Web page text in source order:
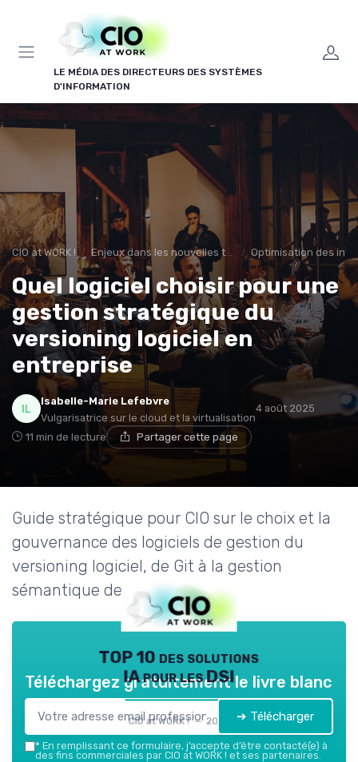
LE MÉDIA DES DIRECTEURS DES SYSTÈMES
D'INFORMATION
CIO at WORK ! Enjeux dans les nouvelles technologies Optimisation des
Quel logiciel choisir pour une
gestion stratégique du
versioning logiciel en
entreprise
Isabelle-Marie Lefebvre
Vulgarisatrice sur le cloud et la virtualisation
4 août 2025
11 min de lecture Partager cette page
Guide stratégique pour CIO sur le choix et la
gouvernance des logiciels de gestion du
versioning logiciel, de Git à la gestion
sémantique des versions.
TOP 10 des solutions
IA pour les DSI
CIO at WORK ! — 2026
Téléchargez gratuitement le livre blanc
➔ Télécharger
* En remplissant ce formulaire, j’accepte d’être contacté(e) à
des fins commerciales par CIO at WORK ! et ses partenaires.